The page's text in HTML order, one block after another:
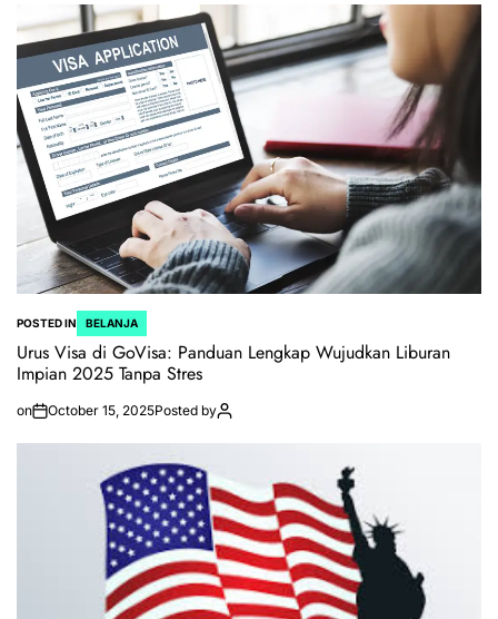
POSTED IN BELANJA
Urus Visa di GoVisa: Panduan Lengkap Wujudkan Liburan
Impian 2025 Tanpa Stres
on October 15, 2025Posted by